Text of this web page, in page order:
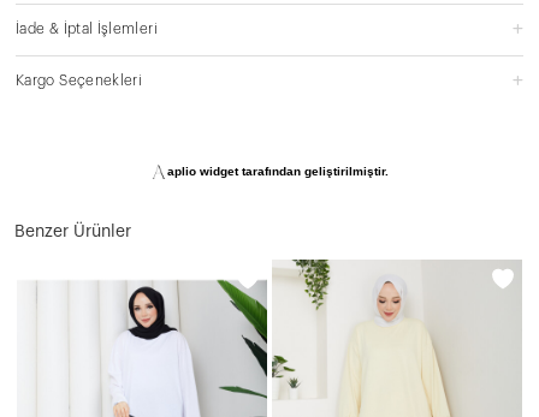
İade & İptal İşlemleri
Kargo Seçenekleri
aplio widget tarafından geliştirilmiştir.
Benzer Ürünler